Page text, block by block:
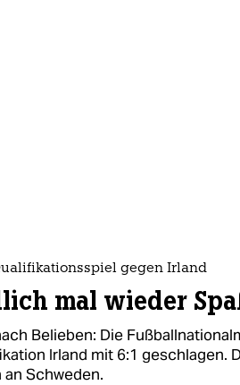
gegen Irland
mal wieder
Belieben: Die
Irland mit 6:1 geschlagen.
Schweden.